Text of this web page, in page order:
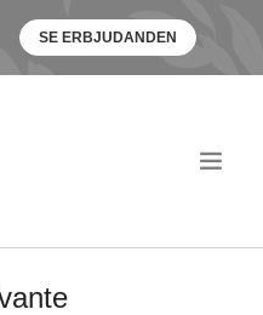
SE ERBJUDANDEN